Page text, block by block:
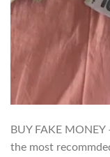
BUY FAKE
the most